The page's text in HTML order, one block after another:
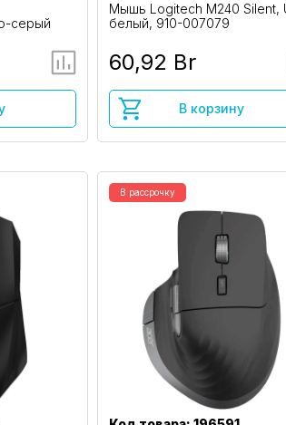
серый
Мышь Logitech M240 Silent,
белый, 910-007079
60,92 Br
В корзину
В рассрочку